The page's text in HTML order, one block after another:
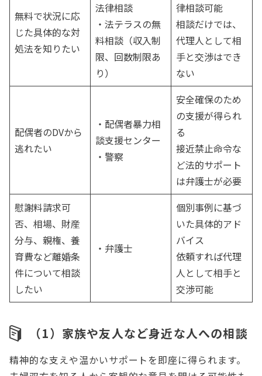
無料で状況に応
じた具体的な対
処法を知りたい
法律相談
・法テラスの無
料相談（収入制
限、回数制限あ
り）
律相談可能
相談だけでは、
代理人として相
手と交渉はでき
ない
配偶者のDVから
逃れたい
・配偶者暴力相
談支援センター
・警察
安全確保のため
の支援が得られ
る
接近禁止命令な
ど法的サポート
は弁護士が必要
慰謝料請求可
否、相場、財産
分与、親権、養
育費など離婚条
件について相談
したい
・弁護士
個別事例に基づ
いた具体的アド
バイス
依頼すれば代理
人として相手と
交渉可能
（1）家族や友人など身近な人への相談
精神的な支えや温かいサポートを即座に得られます。